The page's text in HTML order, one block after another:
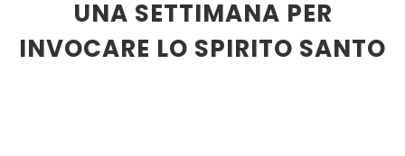
UNA SETTIMANA PER
INVOCARE LO SPIRITO SANTO